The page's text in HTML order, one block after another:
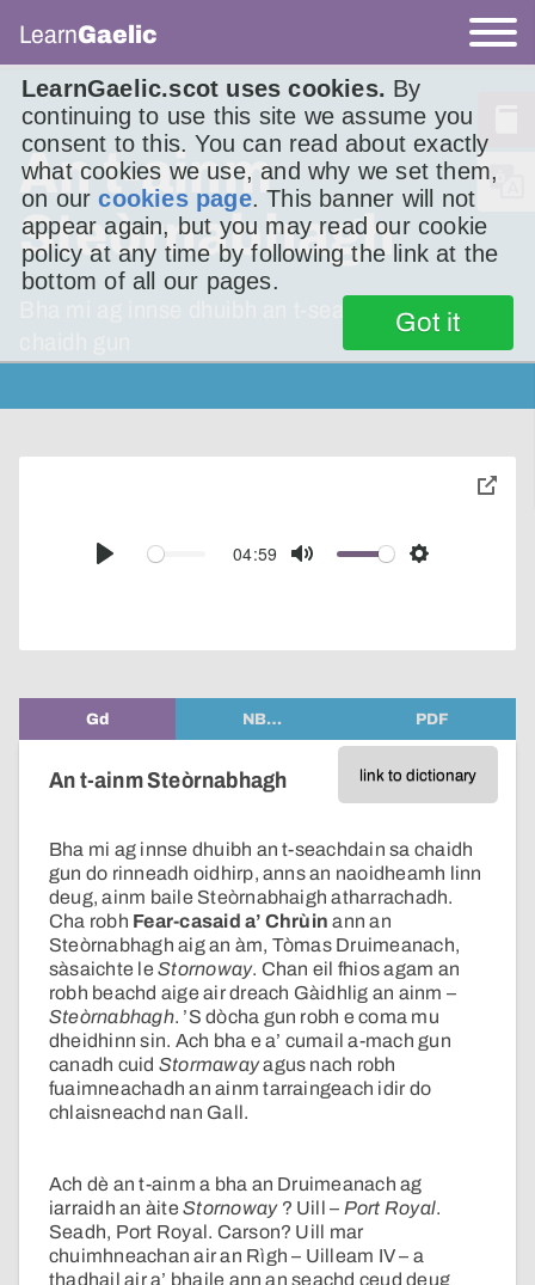
LearnGaelic.scot uses cookies. By
continuing to use this site we assume you
consent to this. You can read about exactly
what cookies we use, and why we set them,
on ourcookies page. This banner will not
appear again, but you may read our cookie
policy at any time by following the link at the
bottom of all our pages.
Got it
LearnGaelic
An t-ainm
Steòrnabhagh
Bha mi ag innse dhuibh an t-seachdain sa
Play
04:59
Mute Settings
toggle
Gd NB… PDF
link to dictionary
An t-ainm Steòrnabhagh
Bha mi ag innse dhuibh an t-seachdain sa chaidh
gun do rinneadh oidhirp, anns an naoidheamh linn
deug, ainm baile Steòrnabhaigh atharrachadh.
Cha robh Fear-casaid a’ Chrùin ann an
Steòrnabhagh aig an àm, Tòmas Druimeanach,
sàsaichte leStornoway. Chan eil fhios agam an
robh beachd aige air dreach Gàidhlig an ainm –
Steòrnabhagh. ’S dòcha gun robh e coma mu
dheidhinn sin. Ach bha e a’ cumail a-mach gun
canadh cuid Stormawayagus nach robh
fuaimneachadh an ainm tarraingeach idir do
chlaisneachd nan Gall.
Ach dè an t-ainm a bha an Druimeanach ag
iarraidh an àiteStornoway? Uill – Port Royal.
Seadh, Port Royal. Carson? Uill mar
chuimhneachan air an Rìgh – Uilleam IV – a
thadhail air a’ bhaile ann an seachd ceud deug